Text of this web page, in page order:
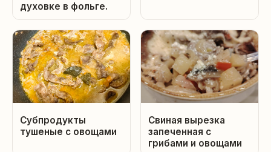
духовке в фольге.
Субпродукты
тушеные с овощами
Свиная вырезка
запеченная с
грибами и овощами